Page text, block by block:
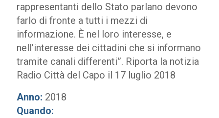
rappresentanti dello Stato parlano devono
farlo di fronte a tutti i mezzi di
informazione. È nel loro interesse, e
nell’interesse dei cittadini che si informano
tramite canali differenti”. Riporta la notizia
Radio Città del Capo il 17 luglio 2018
Anno: 2018
Quando: